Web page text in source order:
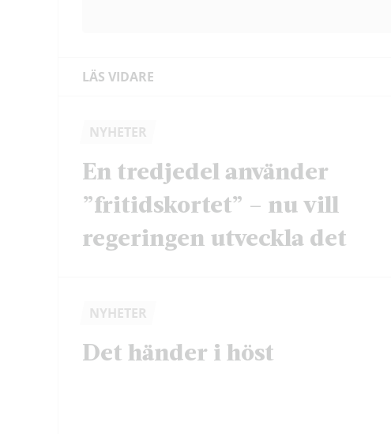
LÄS VIDARE
NYHETER
En tredjedel använder
”fritidskortet” – nu vill
regeringen utveckla det
NYHETER
Det händer i höst